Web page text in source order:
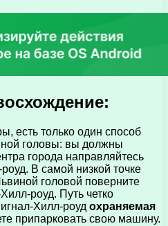
есть только один способ
головы: вы должны
города направляйтесь
В самой низкой точке
головой поверните
роуд. Путь четко
Хилл-роуд охраняемая
припарковать свою машину.